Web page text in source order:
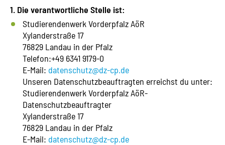
1. Die verantwortliche Stelle ist:
Studierendenwerk Vorderpfalz AöR
Xylanderstraße 17
76829 Landau in der Pfalz
Telefon:+49 6341 9179-0
E-Mail: datenschutz@dz-cp.de
Unseren Datenschutzbeauftragten erreichst du unter:
Studierendenwerk Vorderpfalz AöR-
Datenschutzbeauftragter
Xylanderstraße 17
76829 Landau in der Pfalz
E-Mail: datenschutz@dz-cp.de